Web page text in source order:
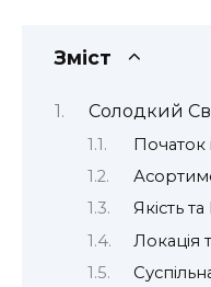
Зміст
Солодкий
Початок
Якість
Локація